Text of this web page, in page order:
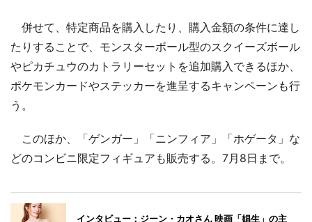
併せて、特定商品を購入したり、購入金額の条件に達し
たりすることで、モンスターボール型のスクイーズボール
やピカチュウのカトラリーセットを追加購入できるほか、
ポケモンカードやステッカーを進呈するキャンペーンも行
う。
このほか、「ゲンガー」「ニンフィア」「ホゲータ」な
どのコンビニ限定フィギュアも販売する。7月8日まで。
インタビュー：ジーン・カオさん 映画「娼生」の主